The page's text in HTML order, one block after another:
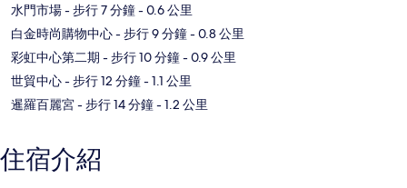
水門市場- 步行 7 分鐘- 0.6 公里
白金時尚購物中心- 步行 9 分鐘- 0.8 公里
彩虹中心第二期 - 步行 10 分鐘- 0.9 公里
世貿中心- 步行 12 分鐘- 1.1 公里
暹羅百麗宮- 步行 14 分鐘- 1.2 公里
住宿介紹